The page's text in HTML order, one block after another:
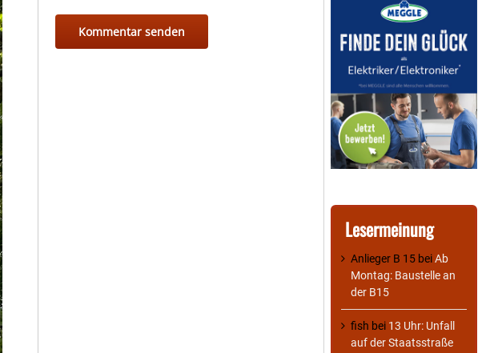
Lesermeinung
Anlieger B 15 beiAb
Montag: Baustelle an
der B15
fish bei 13 Uhr: Unfall
auf der Staatsstraße